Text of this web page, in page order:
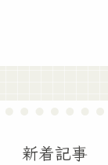
新着記事